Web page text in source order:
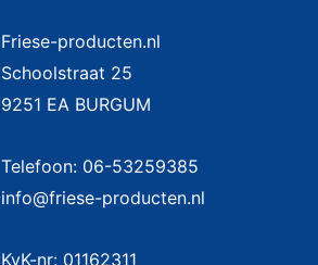
Friese-producten.nl
Schoolstraat 25
9251 EA BURGUM
Telefoon: 06-53259385
info@friese-producten.nl
KvK-nr: 01162311